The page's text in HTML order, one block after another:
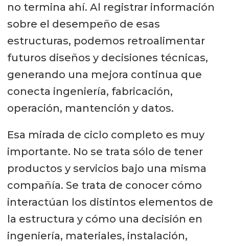
combina con la experiencia global
de un grupo con más de 115 años
desarrollando soluciones de
contención en agua, se genera una
capacidad difícil de replicar. Y esa
combinación será uno de los pilares
centrales de esta nueva etapa.
no termina ahí. Al registrar información
sobre el desempeño de esas
estructuras, podemos retroalimentar
futuros diseños y decisiones técnicas,
generando una mejora continua que
conecta ingeniería, fabricación,
operación, mantención y datos.
Esa mirada de ciclo completo es muy
importante. No se trata sólo de tener
productos y servicios bajo una misma
compañía. Se trata de conocer cómo
interactúan los distintos elementos de
la estructura y cómo una decisión en
ingeniería, materiales, instalación,